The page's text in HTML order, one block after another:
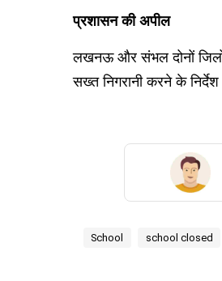
प्रशासन की अपील
लखनऊ और संभल दोनों
सख्त निगरानी करने के
School school closed